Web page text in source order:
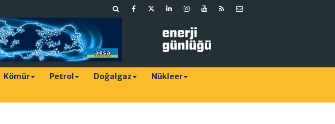
Kömür Petrol Doğalgaz
Nükleer